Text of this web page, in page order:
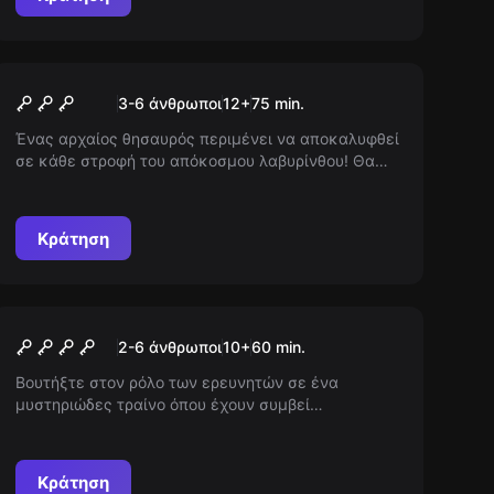
Νέος
Ο Χαμένος Ναός
3-6 άνθρωποι12+75 min.
Ένας αρχαίος θησαυρός περιμένει να αποκαλυφθεί
σε κάθε στροφή του απόκοσμου λαβυρίνθου! Θα
εξυπνάδα για να υπερνικήσεις τις δοκιμασίες που
κρύβονται στις σκιές!
Κράτηση
Νέος
Δολοφονία στο Τρένο
2-6 άνθρωποι10+60 min.
Βουτήξτε στον ρόλο των ερευνητών σε ένα
μυστηριώδες τραίνο όπου έχουν συμβεί
μυστικά και να λύσετε το αίνιγμα προτού γίνετε τα
Κράτηση